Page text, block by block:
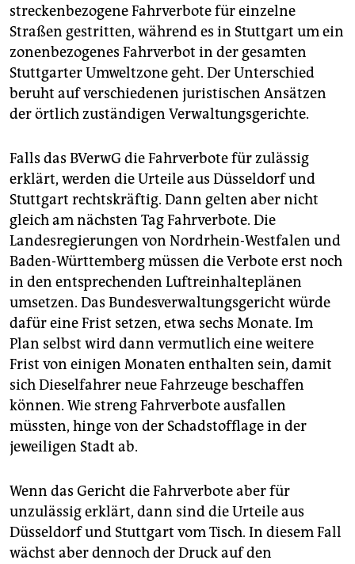
streckenbezogene Fahrverbote für einzelne
Straßen gestritten, während es in Stuttgart um ein
zonenbezogenes Fahrverbot in der gesamten
Stuttgarter Umweltzone geht. Der Unterschied
beruht auf verschiedenen juristischen Ansätzen
der örtlich zuständigen Verwaltungsgerichte.
Falls das BVerwG die Fahrverbote für zulässig
erklärt, werden die Urteile aus Düsseldorf und
Stuttgart rechtskräftig. Dann gelten aber nicht
gleich am nächsten Tag Fahrverbote. Die
Landesregierungen von Nordrhein-Westfalen und
Baden-Württemberg müssen die Verbote erst noch
in den entsprechenden Luftreinhalteplänen
umsetzen. Das Bundesverwaltungsgericht würde
dafür eine Frist setzen, etwa sechs Monate. Im
Plan selbst wird dann vermutlich eine weitere
Frist von einigen Monaten enthalten sein, damit
sich Dieselfahrer neue Fahrzeuge beschaffen
können. Wie streng Fahrverbote ausfallen
müssten, hinge von der Schadstofflage in der
jeweiligen Stadt ab.
Wenn das Gericht die Fahrverbote aber für
unzulässig erklärt, dann sind die Urteile aus
Düsseldorf und Stuttgart vom Tisch. In diesem Fall
wächst aber dennoch der Druck auf den